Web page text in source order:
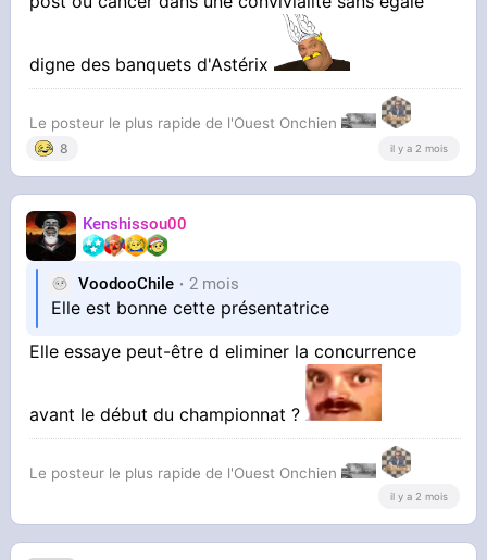
digne des banquets d'Astérix
Le posteur le plus rapide de l'Ouest Onchien
8 il y a 2 mois
Kenshissou00
VoodooChile 2 mois
Elle est bonne cette présentatrice
Elle essaye peut-être d eliminer la concurrence
avant le début du championnat ?
Le posteur le plus rapide de l'Ouest Onchien
il y a 2 mois